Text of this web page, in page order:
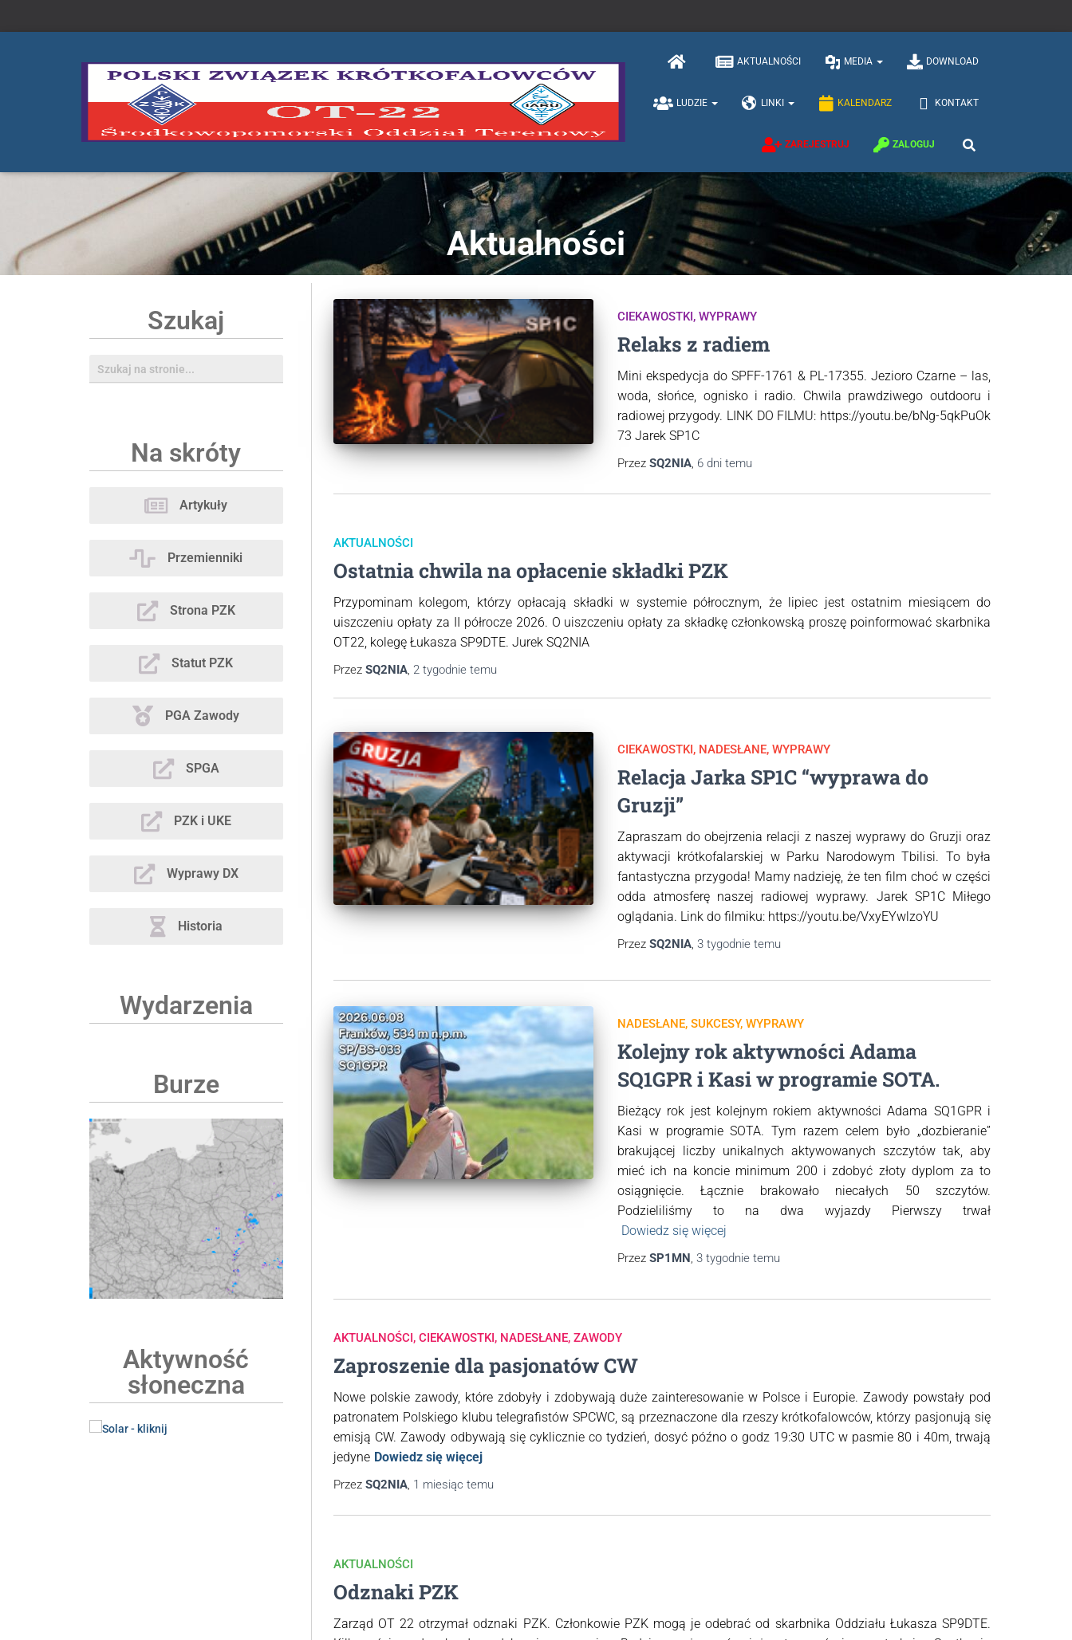
AKTUALNOŚCI MEDIA DOWNLOAD
LUDZIE LINKI KALENDARZ KONTAKT
ZAREJESTRUJ ZALOGUJ
Aktualności
Szukaj
Na skróty
Artykuły
Przemienniki
Strona PZK
Statut PZK
PGA Zawody
SPGA
PZK i UKE
Wyprawy DX
Historia
Wydarzenia
Burze
Aktywność
słoneczna
CIEKAWOSTKI WYPRAWY
Relaks z radiem
Mini ekspedycja do SPFF-1761 & PL-17355. Jezioro Czarne – las,
woda, słońce, ognisko i radio. Chwila prawdziwego outdooru i
radiowej przygody. LINK DO FILMU: https://youtu.be/bNg-5qkPuOk
73 Jarek SP1C
Przez SQ2NIA, 6 dnitemu
AKTUALNOŚCI
Ostatnia chwila na opłacenie składki PZK
Przypominam kolegom, którzy opłacają składki w systemie półrocznym, że lipiec jest ostatnim miesiącem do
uiszczeniu opłaty za II półrocze 2026. O uiszczeniu opłaty za składkę członkowską proszę poinformować skarbnika
OT22, kolegę Łukasza SP9DTE. Jurek SQ2NIA
Przez SQ2NIA, 2 tygodnietemu
CIEKAWOSTKI NADESŁANE WYPRAWY
Relacja Jarka SP1C “wyprawa do
Gruzji”
Zapraszam do obejrzenia relacji z naszej wyprawy do Gruzji oraz
aktywacji krótkofalarskiej w Parku Narodowym Tbilisi. To była
fantastyczna przygoda! Mamy nadzieję, że ten film choć w części
odda atmosferę naszej radiowej wyprawy. Jarek SP1C Miłego
oglądania. Link do filmiku: https://youtu.be/VxyEYwlzoYU
Przez SQ2NIA, 3 tygodnietemu
NADESŁANE SUKCESY WYPRAWY
Kolejny rok aktywności Adama
SQ1GPR i Kasi w programie SOTA.
Bieżący rok jest kolejnym rokiem aktywności Adama SQ1GPR i
Kasi w programie SOTA. Tym razem celem było „dozbieranie”
brakującej liczby unikalnych aktywowanych szczytów tak, aby
mieć ich na koncie minimum 200 i zdobyć złoty dyplom za to
osiągnięcie. Łącznie brakowało niecałych 50 szczytów.
Podzieliliśmy to na dwa wyjazdy Pierwszy trwał
Dowiedz się więcej
Przez SP1MN, 3 tygodnietemu
AKTUALNOŚCI CIEKAWOSTKI NADESŁANE ZAWODY
Zaproszenie dla pasjonatów CW
Nowe polskie zawody, które zdobyły i zdobywają duże zainteresowanie w Polsce i Europie. Zawody powstały pod
patronatem Polskiego klubu telegrafistów SPCWC, są przeznaczone dla rzeszy krótkofalowców, którzy pasjonują się
emisją CW. Zawody odbywają się cyklicznie co tydzień, dosyć późno o godz 19:30 UTC w pasmie 80 i 40m, trwają
jedyne Dowiedz się więcej
Przez SQ2NIA, 1 miesiąc temu
AKTUALNOŚCI
Odznaki PZK
Zarząd OT 22 otrzymał odznaki PZK. Członkowie PZK mogą je odebrać od skarbnika Oddziału Łukasza SP9DTE.